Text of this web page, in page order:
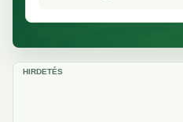
HIRDETÉS